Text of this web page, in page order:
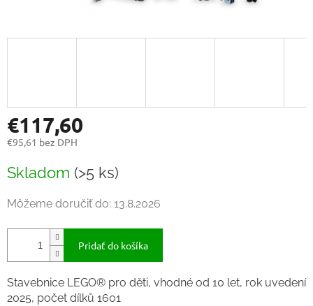
€117,60
€95,61 bez DPH
cena:
Skladom (>5 ks)
Môžeme doručiť do: 13.8.2026
Pridať do košíka
Stavebnice LEGO® pro děti, vhodné od 10 let, rok uvedení
2025, počet dílků 1601